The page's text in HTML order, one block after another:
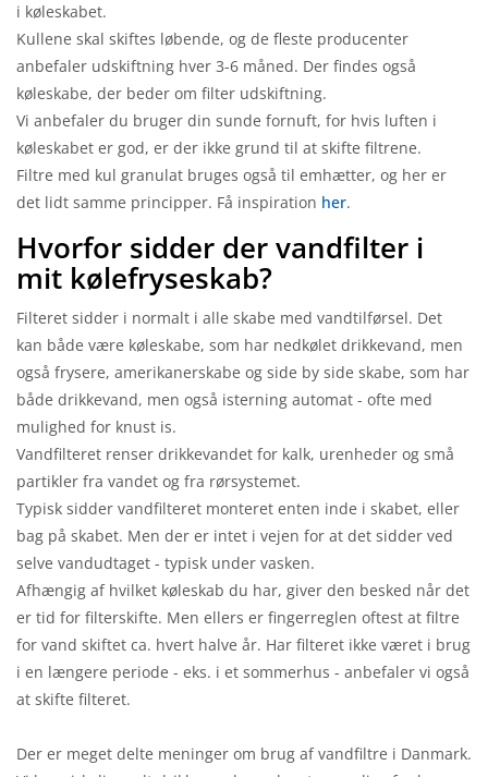
i køleskabet.
Kullene skal skiftes løbende, og de fleste producenter
anbefaler udskiftning hver 3-6 måned. Der findes også
køleskabe, der beder om filter udskiftning.
Vi anbefaler du bruger din sunde fornuft, for hvis luften i
køleskabet er god, er der ikke grund til at skifte filtrene.
Filtre med kul granulat bruges også til emhætter, og her er
det lidt samme principper. Få inspiration her.
Hvorfor sidder der vandfilter i
mit kølefryseskab?
Filteret sidder i normalt i alle skabe med vandtilførsel. Det
kan både være køleskabe, som har nedkølet drikkevand, men
også frysere, amerikanerskabe og side by side skabe, som har
både drikkevand, men også isterning automat - ofte med
mulighed for knust is.
Vandfilteret renser drikkevandet for kalk, urenheder og små
partikler fra vandet og fra rørsystemet.
Typisk sidder vandfilteret monteret enten inde i skabet, eller
bag på skabet. Men der er intet i vejen for at det sidder ved
selve vandudtaget - typisk under vasken.
Afhængig af hvilket køleskab du har, giver den besked når det
er tid for filterskifte. Men ellers er fingerreglen oftest at filtre
for vand skiftet ca. hvert halve år. Har filteret ikke været i brug
i en længere periode - eks. i et sommerhus - anbefaler vi også
at skifte filteret.
Der er meget delte meninger om brug af vandfiltre i Danmark.